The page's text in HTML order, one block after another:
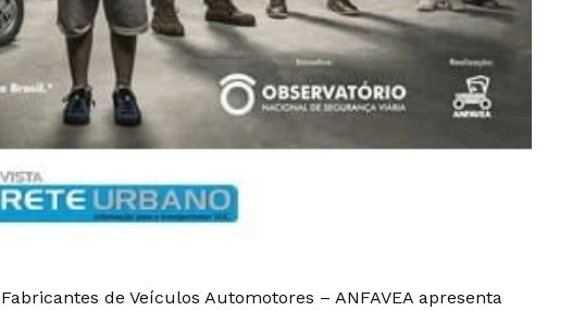
de Veículos Automotores – ANFAVEA apresenta